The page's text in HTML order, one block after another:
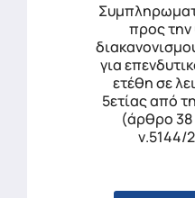
προς
για
ετέθη σε
5ετίας από
(άρθρο
ν.5144/